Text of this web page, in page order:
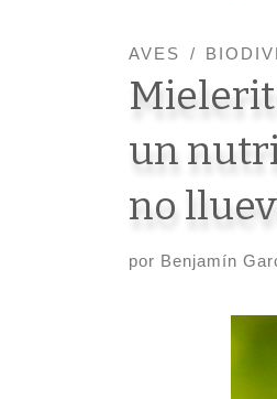
AVES
un
no
por Benjamín